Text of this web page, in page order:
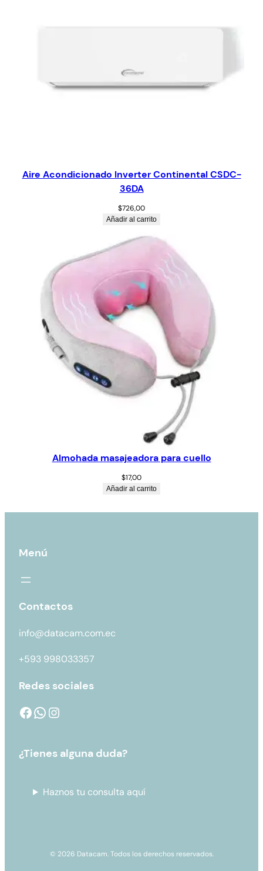
Aire Acondicionado Inverter Continental CSDC-
36DA
$726,00
Añadir al carrito
Almohada masajeadora para cuello
$17,00
Añadir al carrito
Menú
Contactos
info@datacam.com.ec
+593 998033357
Redes sociales
¿Tienes alguna duda?
Haznos tu consulta aquí
© 2026 Datacam. Todos los derechos reservados.